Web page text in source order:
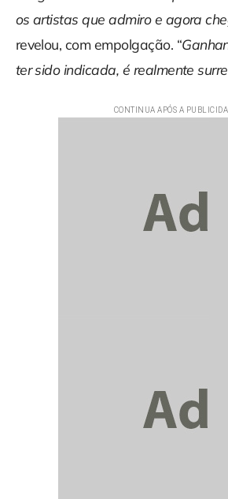
os artistas que admiro e agora
revelou, com empolgação. “
ter sido indicada, é realmente